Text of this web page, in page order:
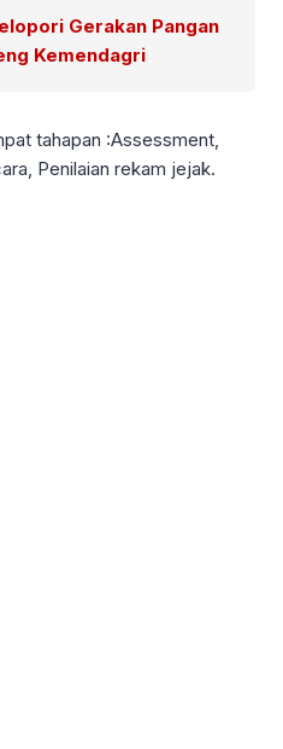
Gerakan Pangan
Kemendagri
tahapan :Assessment,
Penilaian rekam jejak.